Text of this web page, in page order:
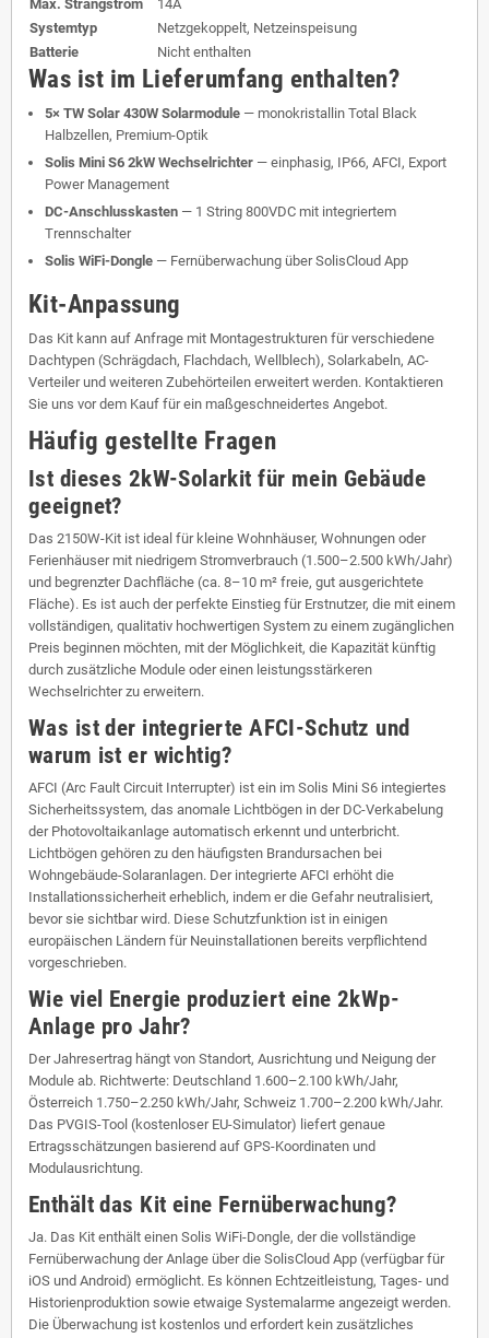
Max. Strangstrom
14A
Systemtyp
Netzgekoppelt, Netzeinspeisung
Batterie
Nicht enthalten
Was ist im Lieferumfang enthalten?
5× TW Solar 430W Solarmodule — monokristallin Total Black
Halbzellen, Premium-Optik
Solis Mini S6 2kW Wechselrichter — einphasig, IP66, AFCI, Export
Power Management
DC-Anschlusskasten — 1 String 800VDC mit integriertem
Trennschalter
Solis WiFi-Dongle — Fernüberwachung über SolisCloud App
Kit-Anpassung
Das Kit kann auf Anfrage mit Montagestrukturen für verschiedene
Dachtypen (Schrägdach, Flachdach, Wellblech), Solarkabeln, AC-
Verteiler und weiteren Zubehörteilen erweitert werden. Kontaktieren
Sie uns vor dem Kauf für ein maßgeschneidertes Angebot.
Häufig gestellte Fragen
Ist dieses 2kW-Solarkit für mein Gebäude
geeignet?
Das 2150W-Kit ist ideal für kleine Wohnhäuser, Wohnungen oder
Ferienhäuser mit niedrigem Stromverbrauch (1.500–2.500 kWh/Jahr)
und begrenzter Dachfläche (ca. 8–10 m² freie, gut ausgerichtete
Fläche). Es ist auch der perfekte Einstieg für Erstnutzer, die mit einem
vollständigen, qualitativ hochwertigen System zu einem zugänglichen
Preis beginnen möchten, mit der Möglichkeit, die Kapazität künftig
durch zusätzliche Module oder einen leistungsstärkeren
Wechselrichter zu erweitern.
Was ist der integrierte AFCI-Schutz und
warum ist er wichtig?
AFCI (Arc Fault Circuit Interrupter) ist ein im Solis Mini S6 integiertes
Sicherheitssystem, das anomale Lichtbögen in der DC-Verkabelung
der Photovoltaikanlage automatisch erkennt und unterbricht.
Lichtbögen gehören zu den häufigsten Brandursachen bei
Wohngebäude-Solaranlagen. Der integrierte AFCI erhöht die
Installationssicherheit erheblich, indem er die Gefahr neutralisiert,
bevor sie sichtbar wird. Diese Schutzfunktion ist in einigen
europäischen Ländern für Neuinstallationen bereits verpflichtend
vorgeschrieben.
Wie viel Energie produziert eine 2kWp-
Anlage pro Jahr?
Der Jahresertrag hängt von Standort, Ausrichtung und Neigung der
Module ab. Richtwerte: Deutschland 1.600–2.100 kWh/Jahr,
Österreich 1.750–2.250 kWh/Jahr, Schweiz 1.700–2.200 kWh/Jahr.
Das PVGIS-Tool (kostenloser EU-Simulator) liefert genaue
Ertragsschätzungen basierend auf GPS-Koordinaten und
Modulausrichtung.
Enthält das Kit eine Fernüberwachung?
Ja. Das Kit enthält einen Solis WiFi-Dongle, der die vollständige
Fernüberwachung der Anlage über die SolisCloud App (verfügbar für
iOS und Android) ermöglicht. Es können Echtzeitleistung, Tages- und
Historienproduktion sowie etwaige Systemalarme angezeigt werden.
Die Überwachung ist kostenlos und erfordert kein zusätzliches